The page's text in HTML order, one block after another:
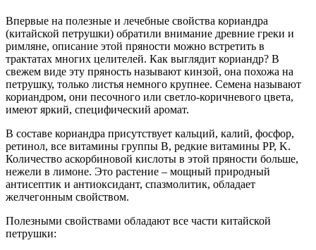
Впервые на полезные и лечебные свойства кориандра
(китайской петрушки) обратили внимание древние греки и
римляне, описание этой пряности можно встретить в
трактатах многих целителей. Как выглядит кориандр? В
свежем виде эту пряность называют кинзой, она похожа на
петрушку, только листья немного крупнее. Семена называют
кориандром, они песочного или светло-коричневого цвета,
имеют яркий, специфический аромат.
В составе кориандра присутствует кальций, калий, фосфор,
ретинол, все витамины группы B, редкие витамины PP, K.
Количество аскорбиновой кислоты в этой пряности больше,
нежели в лимоне. Это растение – мощный природный
антисептик и антиоксидант, спазмолитик, обладает
желчегонным свойством.
Полезными свойствами обладают все части китайской
петрушки: